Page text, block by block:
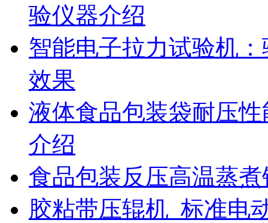
验仪器介绍
智能电子拉力试验机
效果
液体食品包装袋耐压
介绍
食品包装反压高温蒸
胶粘带压辊机_标准电